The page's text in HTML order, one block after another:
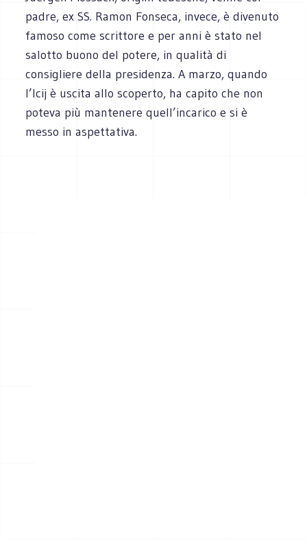
padre, ex SS. Ramon Fonseca, invece, è divenuto
famoso come scrittore e per anni è stato nel
salotto buono del potere, in qualità di
consigliere della presidenza. A marzo, quando
l’Icij è uscita allo scoperto, ha capito che non
poteva più mantenere quell’incarico e si è
messo in aspettativa.